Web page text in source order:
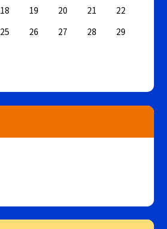
18 19 20 21
22
25 26 27 28
29